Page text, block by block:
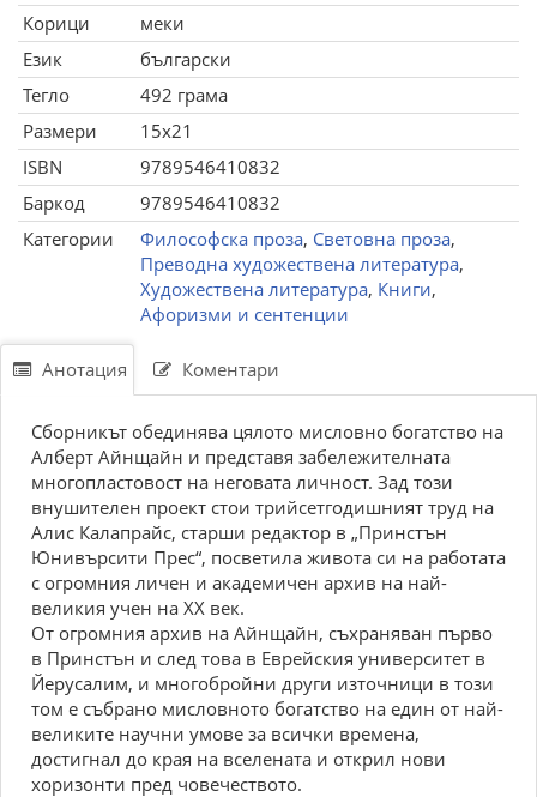
Корици
меки
Език
български
Тегло
492 грама
Размери
15x21
ISBN
9789546410832
Баркод
9789546410832
Категории
Философска проза, Световна проза,
Преводна художествена литература,
Художествена литература, Книги,
Афоризми и сентенции
Анотация Коментари
Сборникът обединява цялото мисловно богатство на
Алберт Айнщайн и представя забележителната
многопластовост на неговата личност. Зад този
внушителен проект стои трийсетгодишният труд на
Алис Калапрайс, старши редактор в „Принстън
Юнивърсити Прес“, посветила живота си на работата
с огромния личен и академичен архив на най-
великия учен на ХХ век.
От огромния архив на Айнщайн, съхраняван първо
в Принстън и след това в Еврейския университет в
Йерусалим, и многобройни други източници в този
том е събрано мисловното богатство на един от най-
великите научни умове за всички времена,
достигнал до края на вселената и открил нови
хоризонти пред човечеството.